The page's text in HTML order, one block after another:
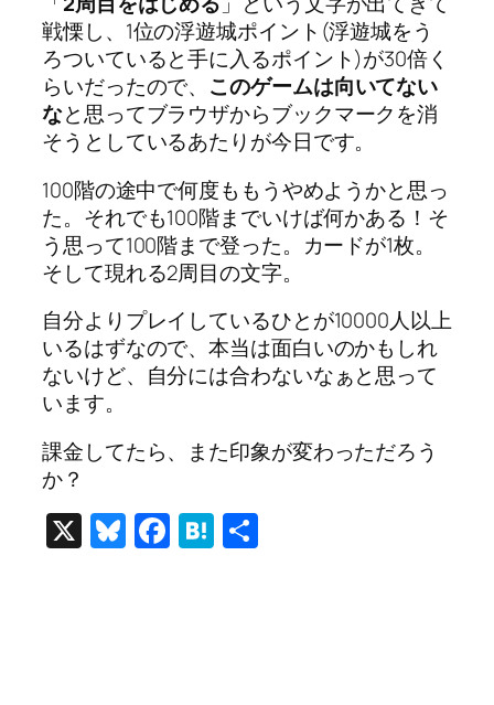
戦慄し、1位の浮遊城ポイント(浮遊城をう
ろついていると手に入るポイント)が30倍く
らいだったので、 このゲームは向いてない
なと思ってブラウザからブックマークを消
そうとしているあたりが今日です。
100階の途中で何度ももうやめようかと思っ
た。それでも100階までいけば何かある！そ
う思って100階まで登った。カードが1枚。
そして現れる2周目の文字。
自分よりプレイしているひとが10000人以上
いるはずなので、本当は面白いのかもしれ
ないけど、自分には合わないなぁと思って
います。
課金してたら、また印象が変わっただろう
か？
X Bluesky
Facebook
Hatena